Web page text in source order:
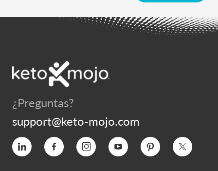
¿Preguntas?
support@keto-mojo.com
Vimeo Facebook Instagram YouTube Pinterest Twitter